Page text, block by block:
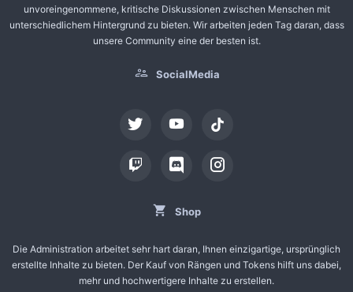
unvoreingenommene, kritische Diskussionen zwischen Menschen mit
unterschiedlichem Hintergrund zu bieten. Wir arbeiten jeden Tag daran, dass
unsere Community eine der besten ist.
SocialMedia
tiktok
Shop
Die Administration arbeitet sehr hart daran, Ihnen einzigartige, ursprünglich
erstellte Inhalte zu bieten. Der Kauf von Rängen und Tokens hilft uns dabei,
mehr und hochwertigere Inhalte zu erstellen.